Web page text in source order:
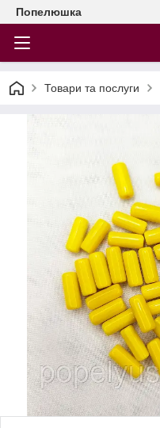
Попелюшка
Товари та послуги